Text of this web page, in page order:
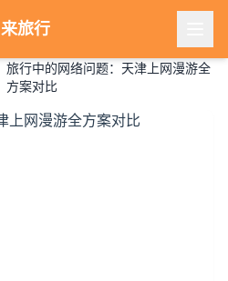
来旅行
旅行中的网络问题：天津上网漫游全
方案对比